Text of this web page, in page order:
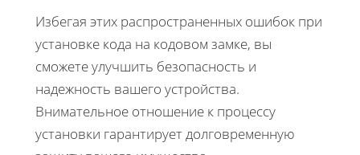
Избегая этих распространенных ошибок при
установке кода на кодовом замке, вы
сможете улучшить безопасность и
надежность вашего устройства.
Внимательное отношение к процессу
установки гарантирует долговременную